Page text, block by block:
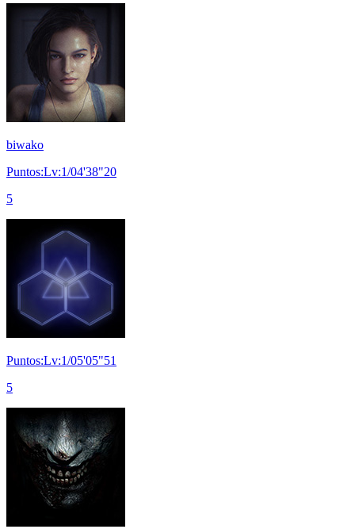
biwako
Puntos:Lv:1/04'38"20
5
Puntos:Lv:1/05'05"51
5